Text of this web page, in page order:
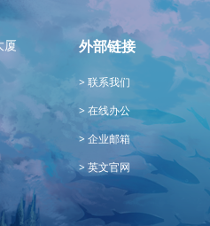
厦 外部链接
联系我们
在线办公
企业邮箱
英文官网